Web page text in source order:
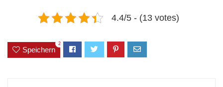
4.4/5 - (13 votes)
Speichern
2